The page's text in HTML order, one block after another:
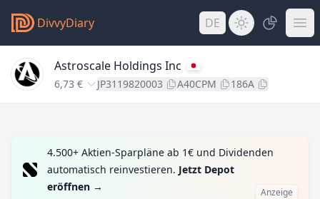
DivvyDiary DE
Astroscale Holdings Inc
6,73 € JP3119820003 A40CPM 186A
4.500+ Aktien-Sparpläne ab 1€ und Dividenden
automatisch reinvestieren. Jetzt Depot
eröffnen → Anzeige